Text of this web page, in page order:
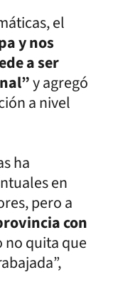
el
y nos
a ser
y agregó
a nivel
ha
en
pero a
con
no quita que